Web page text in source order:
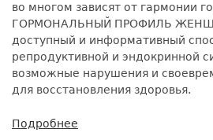
во многом зависят от гармонии
ГОРМОНАЛЬНЫЙ ПРОФИЛЬ
доступный и информативный
репродуктивной и эндокринной
возможные нарушения и
для восстановления здоровья.
Подробнее